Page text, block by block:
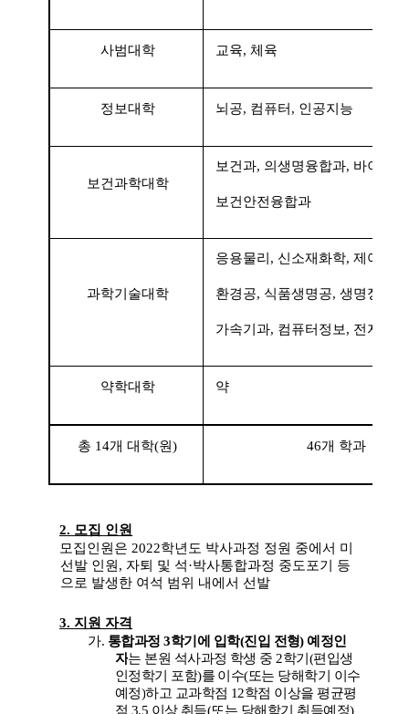
사범대학 교육, 체육
정보대학 뇌공, 컴퓨터 , 인공지능
보건과학대학
보건과, 의생명융합과, 바이오
보건안전융합과
과학기술대학
응용물리 , 신소재화학, 제어계
환경공, 식품생명공, 생명정보공
가속기과, 컴퓨터정보, 전자
약학대학 약
총 14개 대학(원) 46개 학과
2. 모집 인원
모집인원은 2022학년도 박사과정 정원 중에서 미
선발 인원, 자퇴 및 석·박사통합과정 중도포기 등
으로 발생한 여석 범위 내에서 선발
3. 지원 자격
가. 통합과정3학기에 입학(진입 전형)예정인
자는 본원 석사과정 학생 중2학기 (편입생
인정학기 포함)를 이수(또는 당해학기 이수
예정)하고 교과학점 12학점 이상을 평균평
점 3.5 이상 취득(또는 당해학기 취득예정)